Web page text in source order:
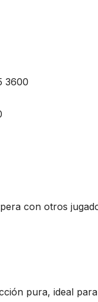
3600
con otros
pura, ideal